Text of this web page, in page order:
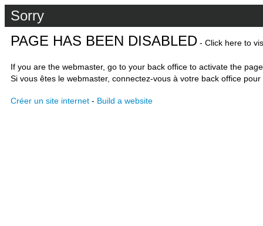
Sorry
PAGE HAS BEEN DISABLED - Click here to
If you are the webmaster, go to your back office to activate the
Si vous êtes le webmaster, connectez-vous à votre back office
Créer un site internet - Build a website